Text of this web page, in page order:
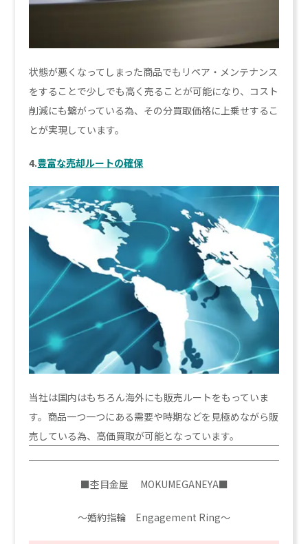
状態が悪くなってしまった商品でもリペア・メンテナンス
をすることで少しでも高く売ることが可能になり、コスト
削減にも繋がっている為、その分買取価格に上乗せするこ
とが実現しています。
4.豊富な売却ルートの確保
当社は国内はもちろん海外にも販売ルートをもっていま
す。商品一つ一つにある需要や時期などを見極めながら販
売している為、高価買取が可能となっています。
■杢目金屋 MOKUMEGANEYA■
～婚約指輪 Engagement Ring～